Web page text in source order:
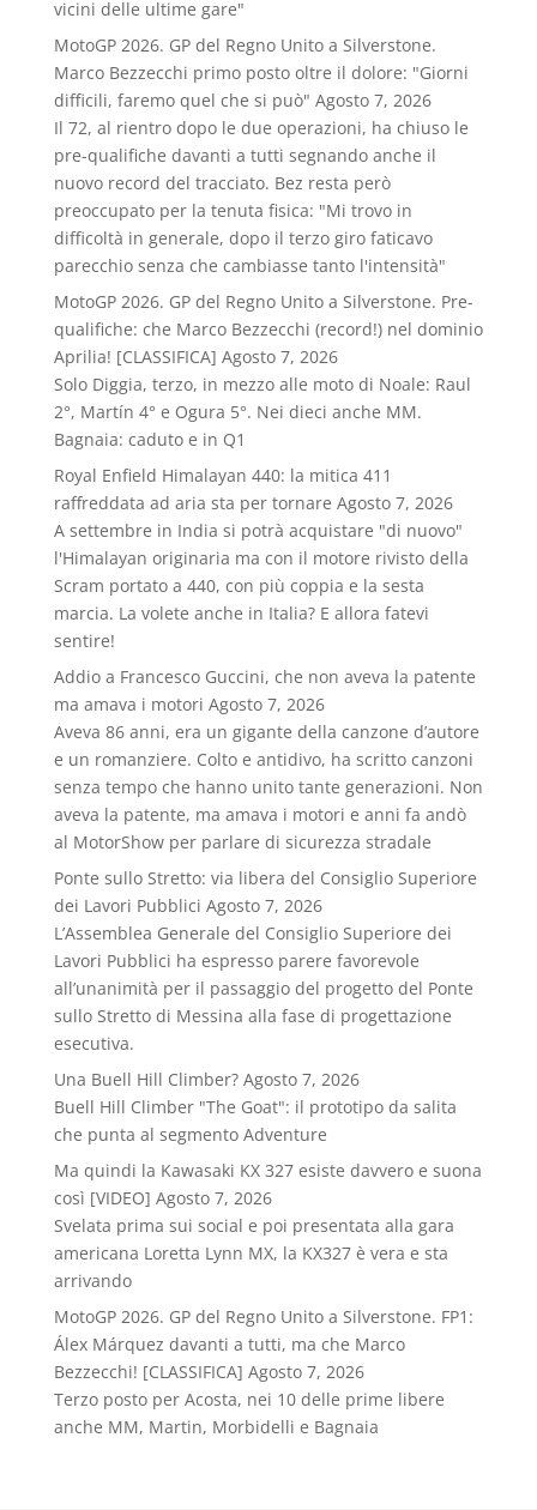
vicini delle ultime gare"
MotoGP 2026. GP del Regno Unito a Silverstone.
Marco Bezzecchi primo posto oltre il dolore: "Giorni
difficili, faremo quel che si può" Agosto 7, 2026
Il 72, al rientro dopo le due operazioni, ha chiuso le
pre-qualifiche davanti a tutti segnando anche il
nuovo record del tracciato. Bez resta però
preoccupato per la tenuta fisica: "Mi trovo in
difficoltà in generale, dopo il terzo giro faticavo
parecchio senza che cambiasse tanto l'intensità"
MotoGP 2026. GP del Regno Unito a Silverstone. Pre-
qualifiche: che Marco Bezzecchi (record!) nel dominio
Aprilia! [CLASSIFICA] Agosto 7, 2026
Solo Diggia, terzo, in mezzo alle moto di Noale: Raul
2°, Martín 4° e Ogura 5°. Nei dieci anche MM.
Bagnaia: caduto e in Q1
Royal Enfield Himalayan 440: la mitica 411
raffreddata ad aria sta per tornare Agosto 7, 2026
A settembre in India si potrà acquistare "di nuovo"
l'Himalayan originaria ma con il motore rivisto della
Scram portato a 440, con più coppia e la sesta
marcia. La volete anche in Italia? E allora fatevi
sentire!
Addio a Francesco Guccini, che non aveva la patente
ma amava i motori Agosto 7, 2026
Aveva 86 anni, era un gigante della canzone d’autore
e un romanziere. Colto e antidivo, ha scritto canzoni
senza tempo che hanno unito tante generazioni. Non
aveva la patente, ma amava i motori e anni fa andò
al MotorShow per parlare di sicurezza stradale
Ponte sullo Stretto: via libera del Consiglio Superiore
dei Lavori Pubblici Agosto 7, 2026
L’Assemblea Generale del Consiglio Superiore dei
Lavori Pubblici ha espresso parere favorevole
all’unanimità per il passaggio del progetto del Ponte
sullo Stretto di Messina alla fase di progettazione
esecutiva.
Una Buell Hill Climber? Agosto 7, 2026
Buell Hill Climber "The Goat": il prototipo da salita
che punta al segmento Adventure
Ma quindi la Kawasaki KX 327 esiste davvero e suona
così [VIDEO] Agosto 7, 2026
Svelata prima sui social e poi presentata alla gara
americana Loretta Lynn MX, la KX327 è vera e sta
arrivando
MotoGP 2026. GP del Regno Unito a Silverstone. FP1:
Álex Márquez davanti a tutti, ma che Marco
Bezzecchi! [CLASSIFICA] Agosto 7, 2026
Terzo posto per Acosta, nei 10 delle prime libere
anche MM, Martin, Morbidelli e Bagnaia